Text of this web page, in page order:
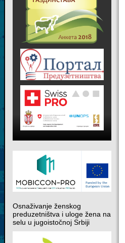
Osnaživanje ženskog
preduzetništva i uloge žena na
selu u jugoistočnoj Srbiji